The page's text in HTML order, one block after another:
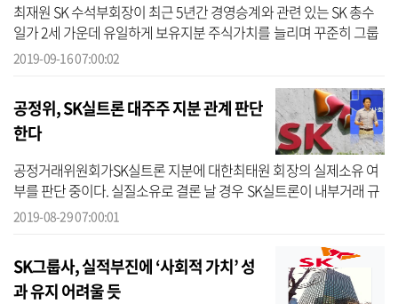
최재원 SK 수석부회장이 최근 5년간 경영승계와 관련 있는 SK 총수
일가 2세 가운데 유일하게 보유지분 주식가치를 늘리며 꾸준히 그룹
내 입지를 다졌다.16일 기업평가사이트 CEO스코어가 지난 6일 기준
2019-09-16 07:00:02
공정위, SK실트론 대주주 지분 관계 판단
한다
공정거래위원회가SK실트론 지분에 대한최태원 회장의 실제소유 여
부를 판단 중이다. 실질소유로 결론 날 경우 SK실트론이 내부거래 규
제대상 기업에 포함돼최 회장에 부담이 될 수 있다는 게 재계의 시각
2019-08-29 07:00:01
SK그룹사, 실적부진에 ‘사회적 가치’ 성
과 유지 어려울 듯